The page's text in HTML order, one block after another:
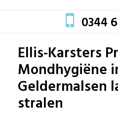
0344
HOME
TEAM
BEHANDELINGEN
MONDZORG EN GEZONDHEID
Ellis-Karsters
Mondhygiëne
Geldermalsen
stralen